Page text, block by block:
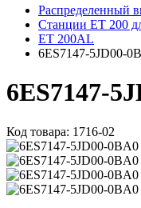
Распределенный
Станции ET 200
ET 200AL
6ES7147-5JD00-
6ES7147-
Код товара: 1716-02